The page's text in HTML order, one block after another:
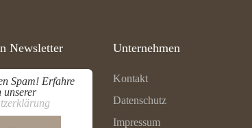
Newsletter
Spam! Erfahre
unserer
Unternehmen
Kontakt
Datenschutz
Impressum